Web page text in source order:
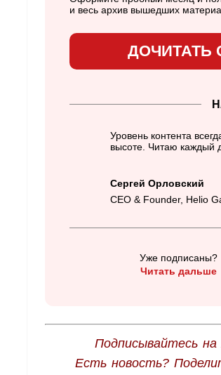
и весь архив вышедших
ДОЧИТАТЬ
Уровень контента
высоте. Читаю каждый
Сергей Орловский
CEO & Founder, Helio
Уже подписаны?
Читать дальше
Подписывайтесь на
Есть новость?